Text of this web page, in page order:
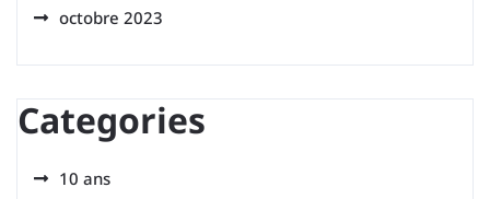
octobre 2023
Categories
10 ans